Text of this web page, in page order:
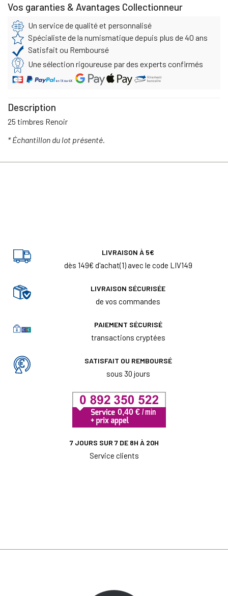
Vos garanties & Avantages Collectionneur
Un service de qualité et personnalisé
Spécialiste de la numismatique depuis plus de 40 ans
Satisfait ou Remboursé
Une sélection rigoureuse par des experts confirmés
Description
25 timbres Renoir
* Échantillon du lot présenté.
LIVRAISON À 5€
dès 149€ d'achat(1) avec le code LIV149
LIVRAISON SÉCURISÉE
de vos commandes
PAIEMENT SÉCURISÉ
transactions cryptées
SATISFAIT OU REMBOURSÉ
sous 30 jours
7 JOURS SUR 7 DE 8H À 20H
Service clients